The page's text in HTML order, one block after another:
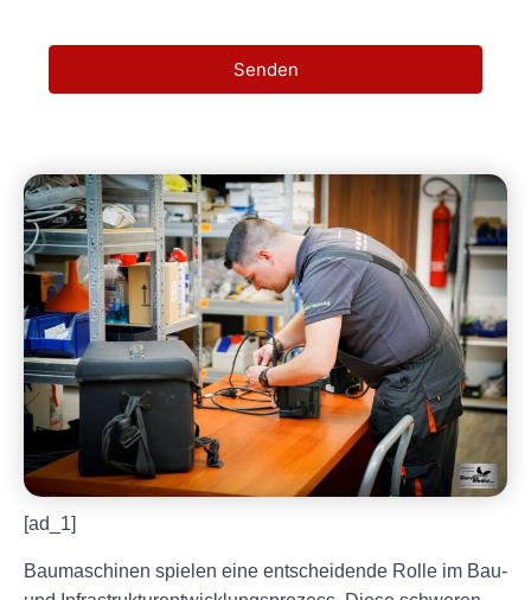
Senden
[ad_1]
Baumaschinen spielen eine entscheidende Rolle im Bau-